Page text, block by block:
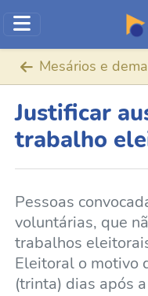
Mesários e
Justificar
trabalho
Pessoas
voluntárias, que
trabalhos
Eleitoral o motivo
(trinta) dias após